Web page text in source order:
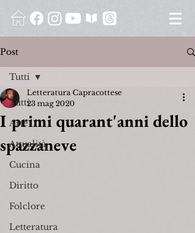
Post
Tutti
Arte
Attualità
Cucina
Diritto
Folclore
Letteratura
Tutti
I primi quarant'anni dello
spazzaneve
Letteratura Capracottese
23 mag 2020